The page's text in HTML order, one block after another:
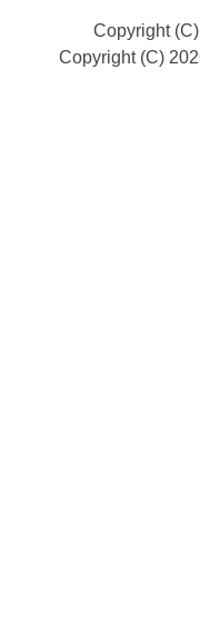
Copyright
Copyright (C)